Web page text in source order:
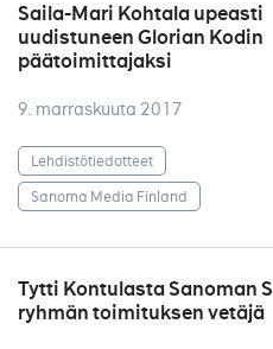
Saila-Mari Kohtala upeasti
uudistuneen Glorian Kodin
päätoimittajaksi
9. marraskuuta 2017
Lehdistötiedotteet
Sanoma Media Finland
Tytti Kontulasta Sanoman
ryhmän toimituksen vetäjä